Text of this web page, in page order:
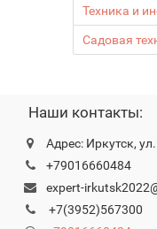
Техника и
Садовая
Наши контакты:
Адрес: Иркутск,
+79016660484
expert-
+7(3952)567300